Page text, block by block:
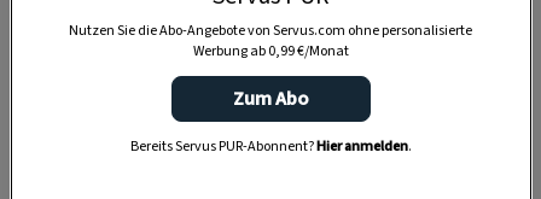
Anzeige
Nutzen Sie die Abo-Angebote von Servus.com ohne personalisierte
Werbung ab 0,99 €/Monat
Zum Abo
Bereits Servus PUR-Abonnent?Hier anmelden.